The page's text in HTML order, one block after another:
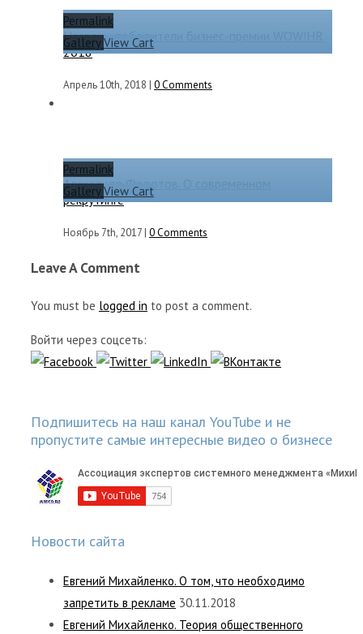
Permalink
GalleryView Cart
Названы победители бизнес-премии WOW!HR
2018
Апрель 10th, 2018 | 0 Comments
Permalink
GalleryView Cart
Александр Федотов. О современном
рекрутинге
Ноябрь 7th, 2017 | 0 Comments
Leave A Comment
You must be logged in to post a comment.
Войти через соцсеть:
Подпишитесь на наш канал YouTube и не
пропустите самые интересные видео о бизнесе
Новости сайта
Евгений Михайленко. О том, что необходимо
запретить в рекламе 30.11.2018
Евгений Михайленко. Теория общественного